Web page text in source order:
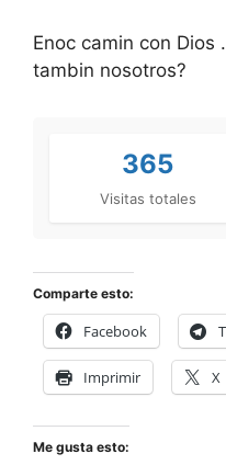
Enoc camin con
tambin nosotros?
365
Visitas totales
Comparte esto:
Facebook
Imprimir X
Me gusta esto: